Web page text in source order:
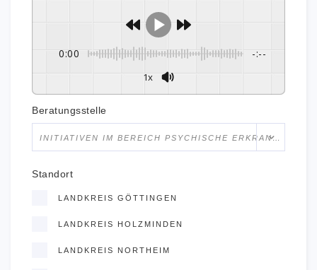
0:00 -:--
1x
Beratungsstelle
INITIATIVEN IM BEREICH PSYCHISCHE ERKRANKUNGEN
Standort
LANDKREIS GÖTTINGEN
LANDKREIS HOLZMINDEN
LANDKREIS NORTHEIM